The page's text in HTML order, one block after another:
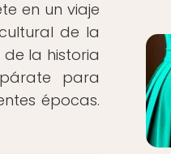
en un viaje
de la
la historia
para
épocas.